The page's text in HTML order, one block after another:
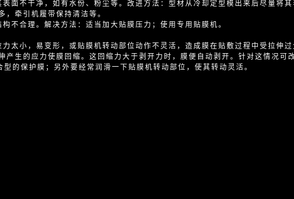
面不干净，如有水份、粉尘等。改进方法：型材从冷却定型模出来后尽量将其
，牵引机履带保持清洁等。
不合理。解决方法：适当加大贴膜压力；使用专用贴膜机。
太小，易变形，或贴膜机转动部位动作不灵活，造成膜在贴敷过程中受拉伸过
产生的应力使膜回缩。这回缩力大于剥开力时，膜便自动剥开。针对这情况可
的保护膜；另外要经常润滑一下贴膜机转动部位，使其转动灵活。